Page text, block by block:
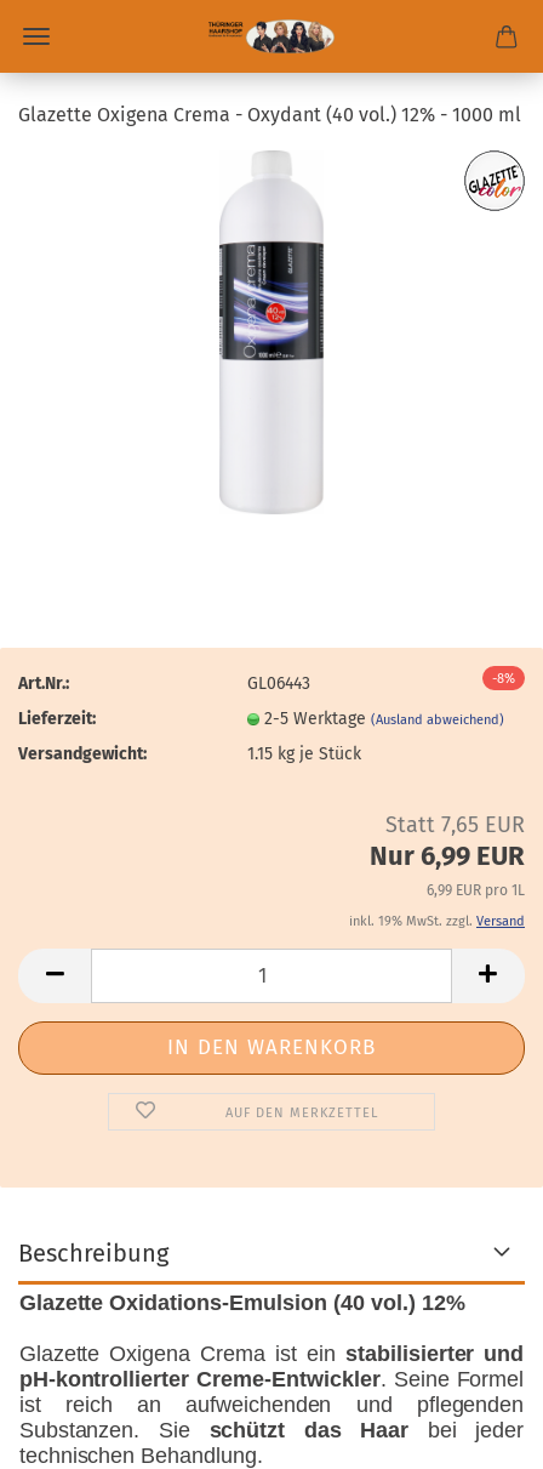
Glazette Oxigena Crema - Oxydant (40 vol.) 12% - 1000 ml
-8%
Art.Nr.:
GL06443
Lieferzeit:
2-5 Werktage(Ausland abweichend)
Versandgewicht: 1.15 kg je Stück
Statt 7,65 EUR
Nur 6,99 EUR
6,99 EUR pro 1L
inkl. 19% MwSt. zzgl. Versand
AUF DEN MERKZETTEL
Beschreibung
Glazette Oxidations-Emulsion (40 vol.) 12%
Glazette Oxigena Crema ist ein stabilisierter und
pH-kontrollierter Creme-Entwickler. Seine Formel
ist reich an aufweichenden und pflegenden
Substanzen. Sie schützt das Haar bei jeder
technischen Behandlung.